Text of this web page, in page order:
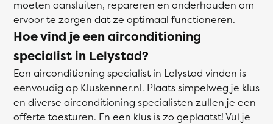
moeten aansluiten, repareren en onderhouden om
ervoor te zorgen dat ze optimaal functioneren.
Hoe vind je een airconditioning
specialist in Lelystad?
Een airconditioning specialist in Lelystad vinden is
eenvoudig op Kluskenner.nl. Plaats simpelweg je klus
en diverse airconditioning specialisten zullen je een
offerte toesturen. En een klus is zo geplaatst! Vul je